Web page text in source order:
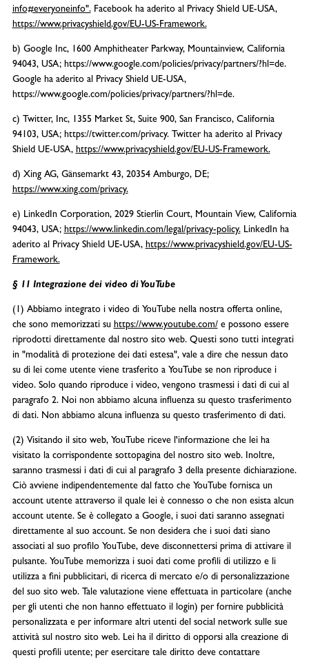
info#everyoneinfo".Facebook ha aderito al Privacy Shield UE-USA,
https://www.privacyshield.gov/EU-US-Framework.
b) Google Inc, 1600 Amphitheater Parkway, Mountainview, California
94043, USA; https://www.google.com/policies/privacy/partners/?hl=de.
Google ha aderito al Privacy Shield UE-USA,
https://www.google.com/policies/privacy/partners/?hl=de.
c) Twitter, Inc, 1355 Market St, Suite 900, San Francisco, California
94103, USA; https://twitter.com/privacy. Twitter ha aderito al Privacy
Shield UE-USA, https://www.privacyshield.gov/EU-US-Framework.
d) Xing AG, Gänsemarkt 43, 20354 Amburgo, DE;
https://www.xing.com/privacy.
e) LinkedIn Corporation, 2029 Stierlin Court, Mountain View, California
94043, USA; https://www.linkedin.com/legal/privacy-policy.LinkedIn ha
aderito al Privacy Shield UE-USA, https://www.privacyshield.gov/EU-US-
Framework.
§ 11 Integrazione dei video di YouTube
(1) Abbiamo integrato i video di YouTube nella nostra offerta online,
che sono memorizzati su https://www.youtube.com/e possono essere
riprodotti direttamente dal nostro sito web. Questi sono tutti integrati
in "modalità di protezione dei dati estesa", vale a dire che nessun dato
su di lei come utente viene trasferito a YouTube se non riproduce i
video. Solo quando riproduce i video, vengono trasmessi i dati di cui al
paragrafo 2. Noi non abbiamo alcuna influenza su questo trasferimento
di dati. Non abbiamo alcuna influenza su questo trasferimento di dati.
(2) Visitando il sito web, YouTube riceve l'informazione che lei ha
visitato la corrispondente sottopagina del nostro sito web. Inoltre,
saranno trasmessi i dati di cui al paragrafo 3 della presente dichiarazione.
Ciò avviene indipendentemente dal fatto che YouTube fornisca un
account utente attraverso il quale lei è connesso o che non esista alcun
account utente. Se è collegato a Google, i suoi dati saranno assegnati
direttamente al suo account. Se non desidera che i suoi dati siano
associati al suo profilo YouTube, deve disconnettersi prima di attivare il
pulsante. YouTube memorizza i suoi dati come profili di utilizzo e li
utilizza a fini pubblicitari, di ricerca di mercato e/o di personalizzazione
del suo sito web. Tale valutazione viene effettuata in particolare (anche
per gli utenti che non hanno effettuato il login) per fornire pubblicità
personalizzata e per informare altri utenti del social network sulle sue
attività sul nostro sito web. Lei ha il diritto di opporsi alla creazione di
questi profili utente; per esercitare tale diritto deve contattare